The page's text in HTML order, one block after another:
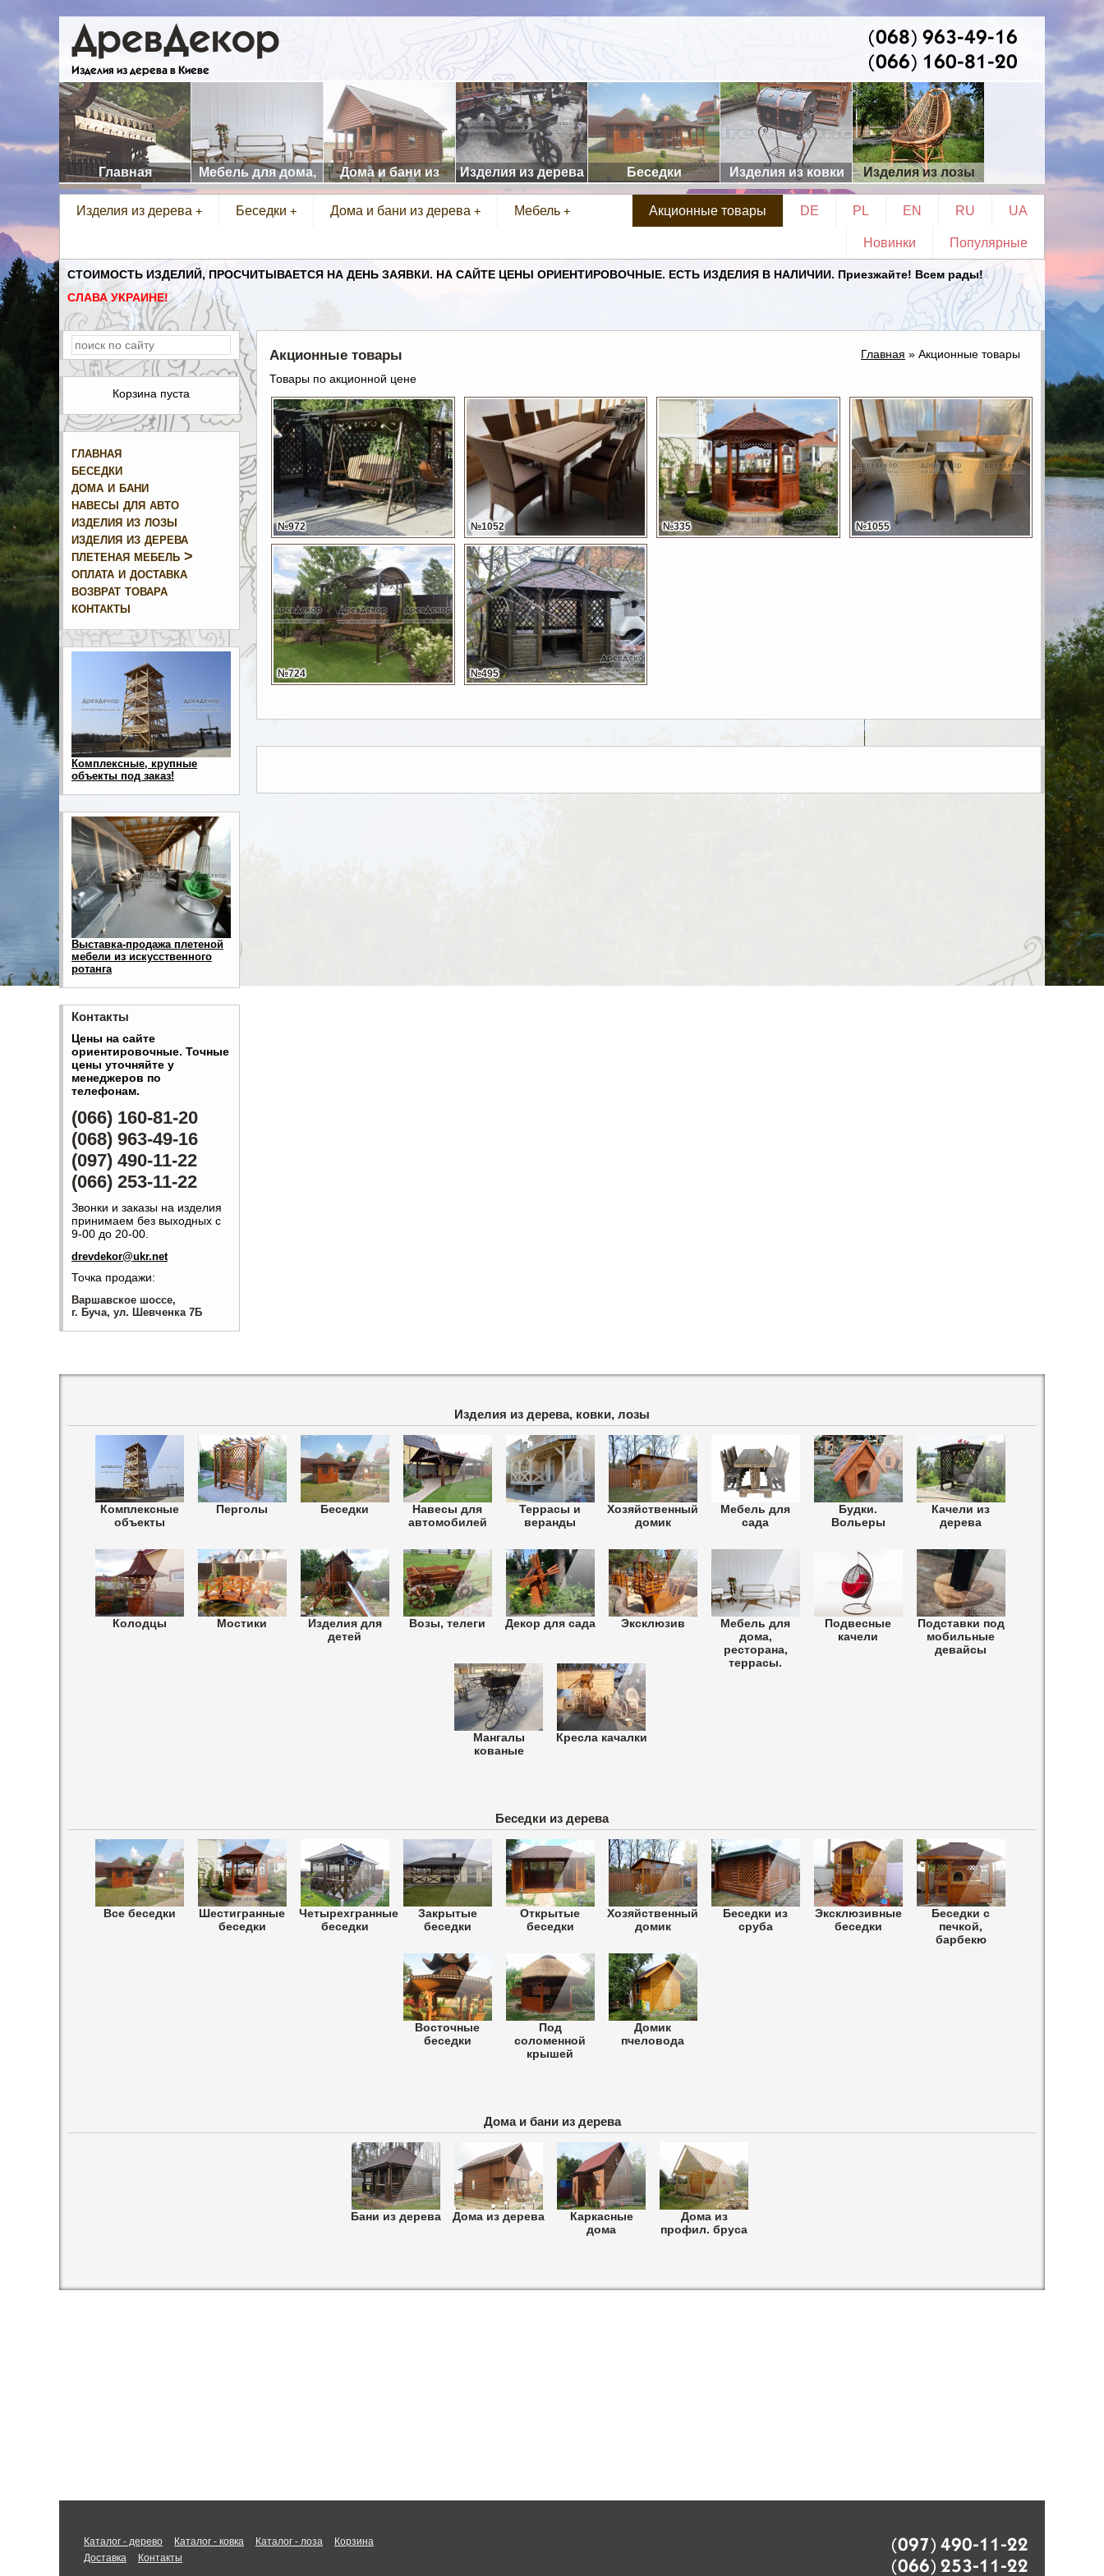
ДревДекор
Изделия из дерева в Киеве
(068) 963-49-16
(066) 160-81-20
Главная
Мебель для дома,
ресторана,
террасы.
Дома и бани из
дерева.
Изделия из дерева Беседки Изделия из ковки Изделия из лозы
+
Изделия из дерева +
Беседки +
Дома и бани из дерева +
Мебель UA
RU
EN
PL
DE
Акционные товары
Популярные
Новинки
СТОИМОСТЬ ИЗДЕЛИЙ, ПРОСЧИТЫВАЕТСЯ НА ДЕНЬ ЗАЯВКИ. НА САЙТЕ ЦЕНЫ ОРИЕНТИРОВОЧНЫЕ. ЕСТЬ ИЗДЕЛИЯ В НАЛИЧИИ. Приезжайте! Всем рады!
СЛАВА УКРАИНЕ!
Корзина пуста
главная
беседки
дома и бани
навесы для авто
изделия из лозы
изделия из дерева
плетеная мебель >
оплата и доставка
возврат товара
контакты
Комплексные, крупные
объекты под заказ!
Выставка-продажа плетеной
мебели из искусственного
ротанга
Контакты
Цены на сайте
ориентировочные. Точные
цены уточняйте у
менеджеров по
телефонам.
(066) 160-81-20
(068) 963-49-16
(097) 490-11-22
(066) 253-11-22
Звонки и заказы на изделия
принимаем без выходных с
9-00 до 20-00.
drevdekor@ukr.net
Точка продажи:
Варшавское шоссе,
г. Буча, ул. Шевченка 7Б
Главная » Акционные товары
Акционные товары
Товары по акционной цене
№972 №1052 №335 №1055
№724 №495
Изделия из дерева, ковки, лозы
Комплексные
объекты
Перголы Беседки
Навесы для
автомобилей
Террасы и
веранды
Хозяйственный
домик
Мебель для
сада
Будки.
Вольеры
Качели из
дерева
Колодцы Мостики
Изделия для
детей
Возы, телеги Декор для сада Эксклюзив
Мебель для
дома,
ресторана,
террасы.
Подвесные
качели
Подставки под
мобильные
девайсы
Мангалы
кованые
Кресла качалки
Беседки из дерева
Все беседки
Шестигранные
беседки
Четырехгранные
беседки
Закрытые
беседки
Открытые
беседки
Хозяйственный
домик
Беседки из
сруба
Эксклюзивные
беседки
Беседки с
печкой,
барбекю
Восточные
беседки
Под
соломенной
крышей
Домик
пчеловода
Дома и бани из дерева
Бани из дерева Дома из дерева
Каркасные
дома
Дома из
профил. бруса
Каталог - дерево Каталог - ковка Каталог - лоза
Корзина
Доставка
Контакты
(097) 490-11-22
(066) 253-11-22